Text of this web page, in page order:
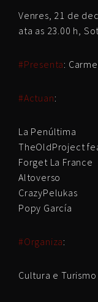
Venres, 21 de
ata as 23.00 h,
#Presenta:
#Actuan:
La Penúltima
TheOldProject
Forget La France
Altoverso
CrazyPelukas
Popy García
#Organiza:
Cultura e